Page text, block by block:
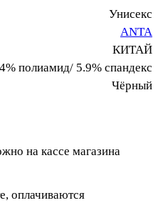
Унисекс
ANTA
КИТАЙ
полиамид/ 5.9% спандекс
Чёрный
на кассе магазина
оплачиваются